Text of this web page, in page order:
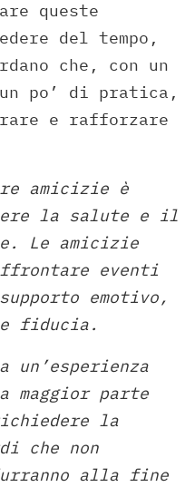
queste
del tempo,
che, con un
po’ di pratica,
e rafforzare
amicizie è
la salute e il
Le amicizie
eventi
emotivo,
fiducia.
maggior parte
la
che non
alla fine